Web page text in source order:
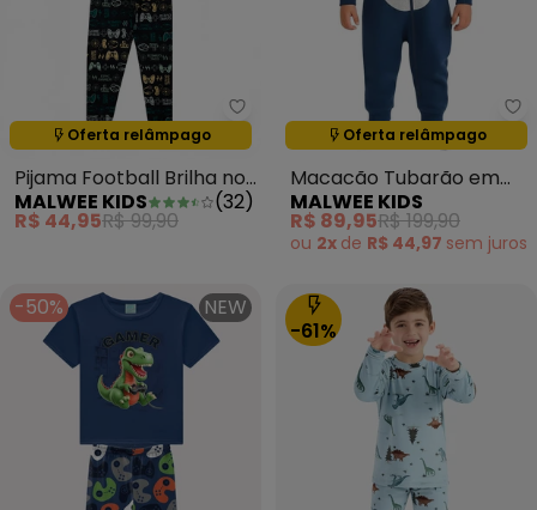
Malwee Kids - Pijama Football
Oferta relâmpago
Termina em:09:28:44
Pijama Football Brilha no
Escuro Cinza
MALWEE KIDS (32)
R$ 44,95R$ 99,90
Oferta relâmpago
Termina em:09:28:44
Macacão Tubarão em
Fleece Azul Escuro
MALWEE KIDS
R$ 89,95R$ 199,90
ou 2x de R$ 44,97 sem juros
-50% NEW
-61%